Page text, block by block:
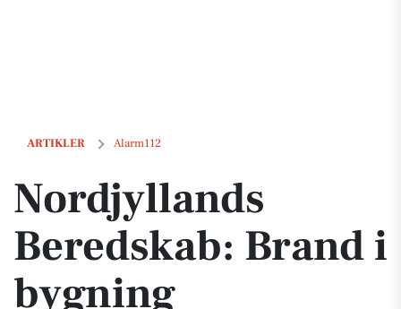
ARTIKLER Alarm112
Nordjyllands Beredskab: Brand i bygning
Nordjyllands
Beredskab: Brand i
bygning